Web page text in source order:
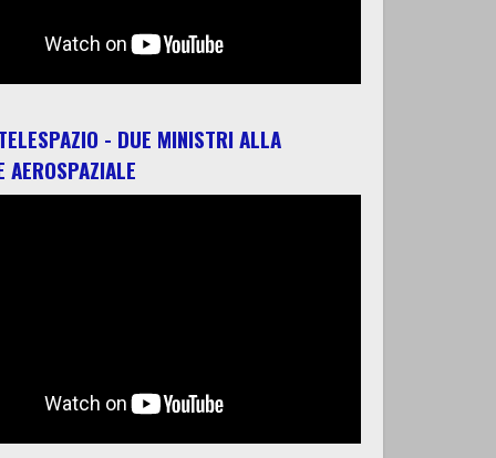
- DUE MINISTRI ALLA
AEROSPAZIALE